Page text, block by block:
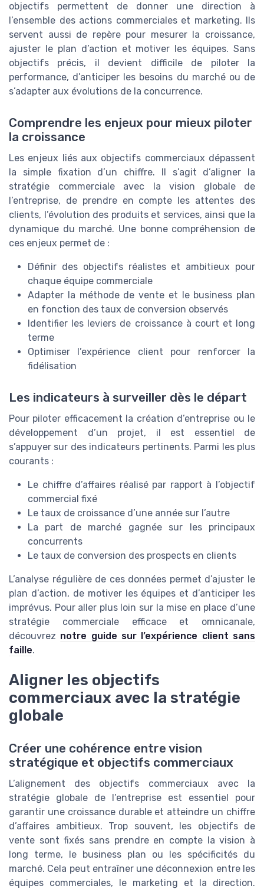
objectifs permettent de donner une direction à
l’ensemble des actions commerciales et marketing. Ils
servent aussi de repère pour mesurer la croissance,
ajuster le plan d’action et motiver les équipes. Sans
objectifs précis, il devient difficile de piloter la
performance, d’anticiper les besoins du marché ou de
s’adapter aux évolutions de la concurrence.
Comprendre les enjeux pour mieux piloter
la croissance
Les enjeux liés aux objectifs commerciaux dépassent
la simple fixation d’un chiffre. Il s’agit d’aligner la
stratégie commerciale avec la vision globale de
l’entreprise, de prendre en compte les attentes des
clients, l’évolution des produits et services, ainsi que la
dynamique du marché. Une bonne compréhension de
ces enjeux permet de :
Définir des objectifs réalistes et ambitieux pour
chaque équipe commerciale
Adapter la méthode de vente et le business plan
en fonction des taux de conversion observés
Identifier les leviers de croissance à court et long
terme
Optimiser l’expérience client pour renforcer la
fidélisation
Les indicateurs à surveiller dès le départ
Pour piloter efficacement la création d’entreprise ou le
développement d’un projet, il est essentiel de
s’appuyer sur des indicateurs pertinents. Parmi les plus
courants :
Le chiffre d’affaires réalisé par rapport à l’objectif
commercial fixé
Le taux de croissance d’une année sur l’autre
La part de marché gagnée sur les principaux
concurrents
Le taux de conversion des prospects en clients
L’analyse régulière de ces données permet d’ajuster le
plan d’action, de motiver les équipes et d’anticiper les
imprévus. Pour aller plus loin sur la mise en place d’une
stratégie commerciale efficace et omnicanale,
découvrez notre guide sur l’expérience client sans
faille.
Aligner les objectifs
commerciaux avec la stratégie
globale
Créer une cohérence entre vision
stratégique et objectifs commerciaux
L’alignement des objectifs commerciaux avec la
stratégie globale de l’entreprise est essentiel pour
garantir une croissance durable et atteindre un chiffre
d’affaires ambitieux. Trop souvent, les objectifs de
vente sont fixés sans prendre en compte la vision à
long terme, le business plan ou les spécificités du
marché. Cela peut entraîner une déconnexion entre les
équipes commerciales, le marketing et la direction.